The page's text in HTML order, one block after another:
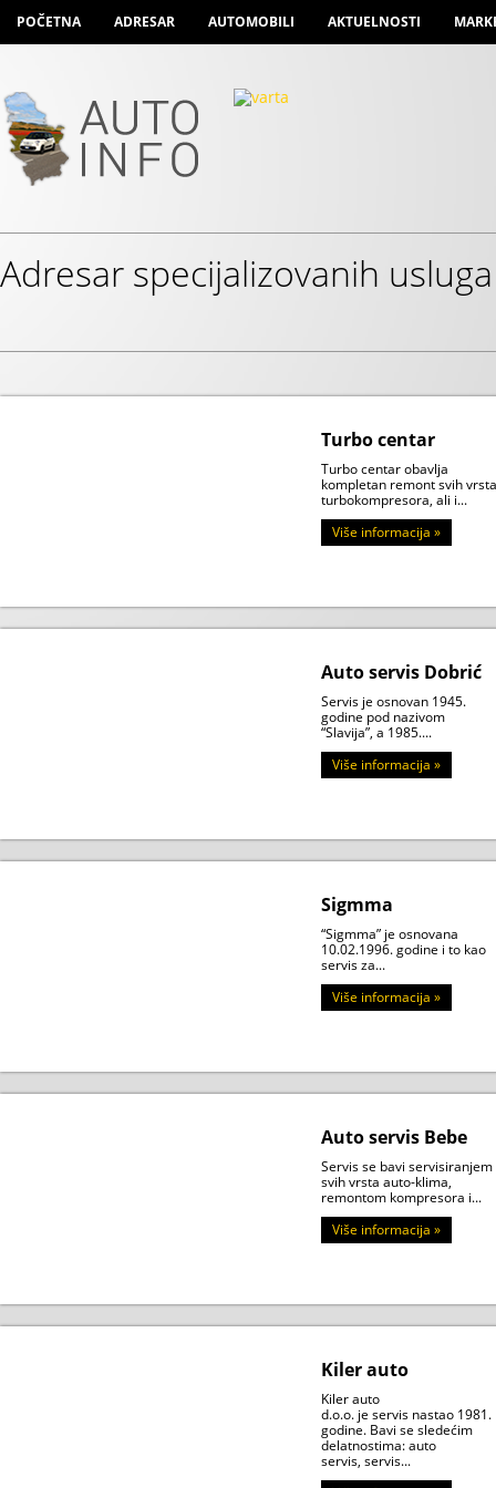
POČETNA ADRESAR AUTOMOBILI AKTUELNOSTI
Adresar specijalizovanih usluga
Turbo centar
Turbo centar obavlja
kompletan remont svih vrsta
turbokompresora, ali i...
Više informacija »
Auto servis Dobrić
Servis je osnovan 1945.
godine pod nazivom
“Slavija”, a 1985....
Više informacija »
Sigmma
“Sigmma” je osnovana
10.02.1996. godine i to kao
servis za...
Više informacija »
Auto servis Bebe
Servis se bavi servisiranjem
svih vrsta auto-klima,
remontom kompresora i...
Više informacija »
Kiler auto
Kiler auto
d.o.o. je servis nastao 1981.
godine. Bavi se sledećim
delatnostima: auto
servis, servis...